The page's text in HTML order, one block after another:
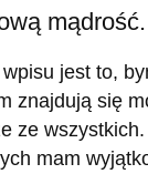
mądrość.
jest to,
znajdują się
ze
mam